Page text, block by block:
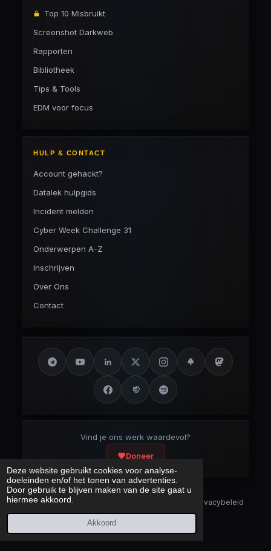
Deze website gebruikt cookies voor analyse-
doeleinden en/of het tonen van advertenties.
Door gebruik te blijven maken van de site gaat u
hiermee akkoord.
Akkoord
Top 10 Misbruikt
Screenshot Darkweb
Rapporten
Bibliotheek
Tips & Tools
EDM voor focus
HULP & CONTACT
Account gehackt?
Datalek hulpgids
Incident melden
Cyber Week Challenge 31
Onderwerpen A-Z
Inschrijven
Over Ons
Contact
Vind je ons werk waardevol?
Doneer
Security Disclaimer
Privacybeleid
CookieverklaringSitemap
Laatst bijgewerkt: